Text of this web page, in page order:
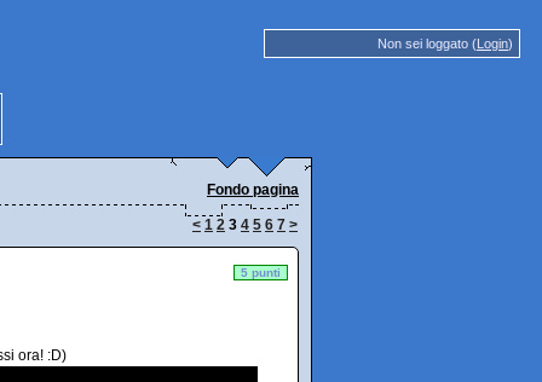
Non sei loggato (Login)
Fondo pagina
< 1 2 3 4 5 6 7 >
5 punti
ora! :D)